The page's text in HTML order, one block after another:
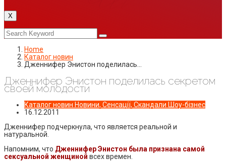
X
Home
Каталог новин
Дженнифер Энистон поделилась…
Дженнифер Энистон поделилась секретом
своей молодости
Каталог новин Новини, Сенсації, Скандали Шоу-бізнес
16.12.2011
Дженнифер подчеркнула, что является реальной и
натуральной.
Напомним, что Дженнифер Энистон была признана самой
сексуальной женщиной всех времен.